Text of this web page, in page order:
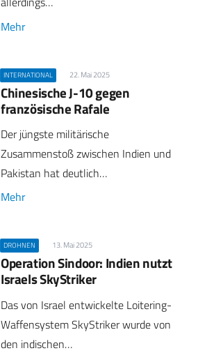
Mehr
INTERNATIONAL 22. Mai 2025
Chinesische J-10 gegen
französische Rafale
Der jüngste militärische
Zusammenstoß zwischen Indien und
Pakistan hat deutlich…
Mehr
DROHNEN 13. Mai 2025
Operation Sindoor: Indien nutzt
Israels SkyStriker
Das von Israel entwickelte Loitering-
Waffensystem SkyStriker wurde von
den indischen…